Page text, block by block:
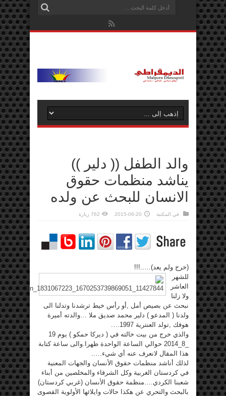
والد الطفل (( دلير ))
يناشد منظمات حقوق
الانسان للبحث عن ولده
في المكتبة 2015-06-20 762 زيارة
(خرج ولم يعد)…..!!!
للشهر
العاشر
ولا زلنا
نبحث عن بصيص أمل ,أو رأس خيط ترشدنا وتدلنا الى
ولدنا ( المدعو ) دلير محمد صديق ملا …والدته أميرة
هوفك ,تولد العنترية 1997….
والذي خرج من بيت خالته في ( ديركا حمكو ) يوم 19
_8_2014 حوالي الساعة الواحدة ظهرا.والى ساعة كتابة
هذا المقال لانعرف عنه أي شيء…..
لذلك أناشد منظمات حقوق الأنسان والجهات المعنية
في كردستان الغربية وكل الشرفاء والمخلصين من أبناء
شعبنا الكردي….منظمة حقوق الأنسان (غربي كردستان)
بالبحث والتحري عن هكذا حالات وايلائها الأولوية القصوى